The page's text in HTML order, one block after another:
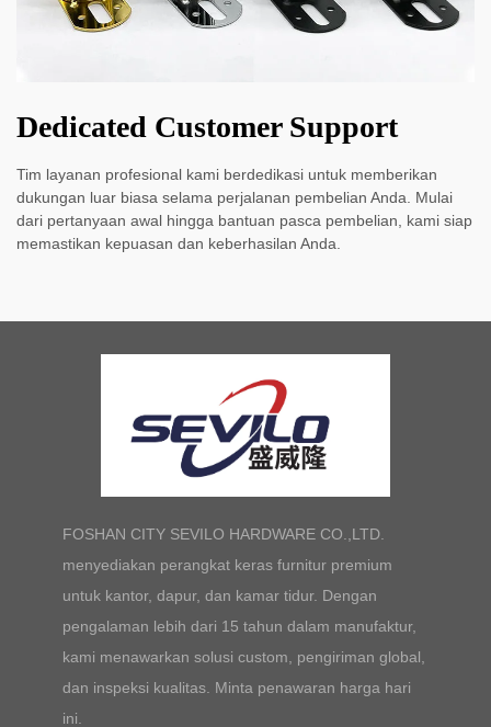
Dedicated Customer Support
Tim layanan profesional kami berdedikasi untuk memberikan
dukungan luar biasa selama perjalanan pembelian Anda. Mulai
dari pertanyaan awal hingga bantuan pasca pembelian, kami siap
memastikan kepuasan dan keberhasilan Anda.
FOSHAN CITY SEVILO HARDWARE CO.,LTD.
menyediakan perangkat keras furnitur premium
untuk kantor, dapur, dan kamar tidur. Dengan
pengalaman lebih dari 15 tahun dalam manufaktur,
kami menawarkan solusi custom, pengiriman global,
dan inspeksi kualitas. Minta penawaran harga hari
ini.